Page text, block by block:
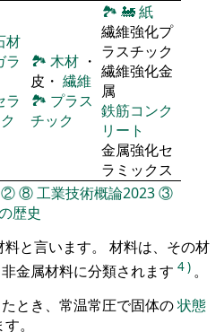
材
ラ
ラ
🏞 木材 ・
皮・ 繊維
🏞 プラス
チック
🏞 🚂紙
繊維強化プ
ラスチック
繊維強化金
属
鉄筋コンク
リート
金属強化セ
ラミックス
②⑧工業技術概論2023③
歴史
料と言います。 材料は、その材
金属材料に分類されます 4) 。
とき、常温常圧で固体の状態
。